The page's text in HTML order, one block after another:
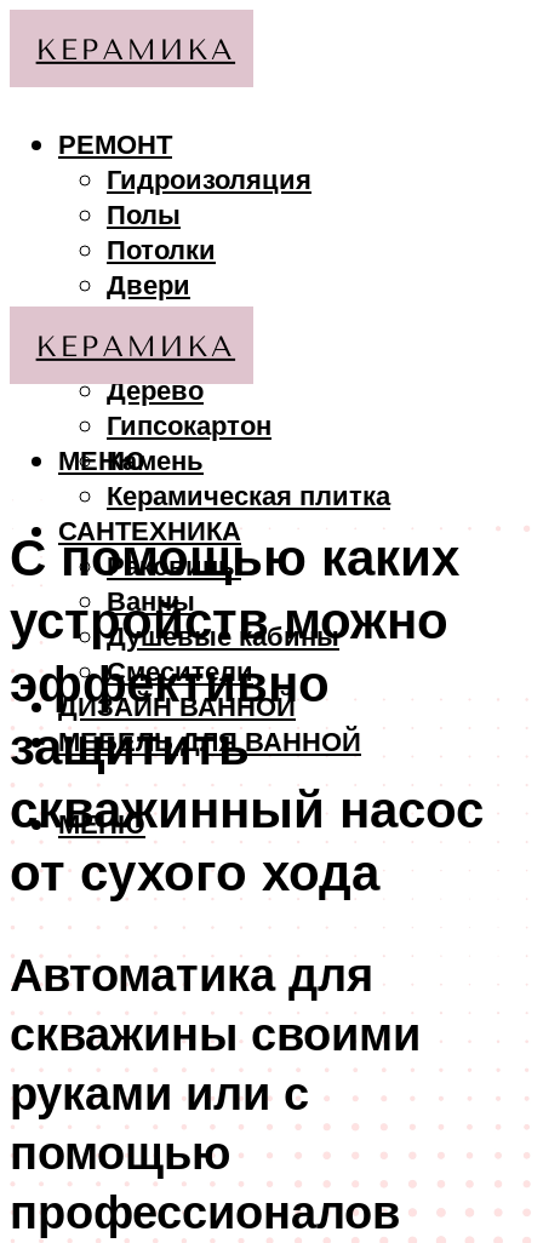
РЕМОНТ
Гидроизоляция
Полы
Потолки
Двери
МАТЕРИАЛЫ
Дерево
Гипсокартон
Камень
Керамическая плитка
САНТЕХНИКА
Раковины
Ванны
Душевые кабины
Смесители
ДИЗАЙН ВАННОЙ
МЕБЕЛЬ ДЛЯ ВАННОЙ
МЕНЮ
МЕНЮ
С помощью каких
устройств можно
эффективно
защитить
скважинный насос
от сухого хода
Автоматика для
скважины своими
руками или с
помощью
профессионалов